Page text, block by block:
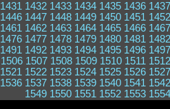
1431 1432 1433 1434 1435 1436 1437
1446 1447 1448 1449 1450 1451 1452
1461 1462 1463 1464 1465 1466 1467
1476 1477 1478 1479 1480 1481 1482
1491 1492 1493 1494 1495 1496 1497
1506 1507 1508 1509 1510 1511 1512
1521 1522 1523 1524 1525 1526 1527
1536 1537 1538 1539 1540 1541 1542
1549 1550 1551 1552 1553 1554